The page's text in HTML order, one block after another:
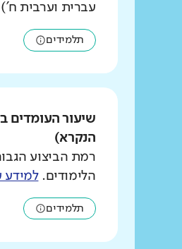
עברית וערבית
תלמידים
שיעור העומדים
הנקרא)
רמת הביצוע
הלימודים.למידע
תלמידים